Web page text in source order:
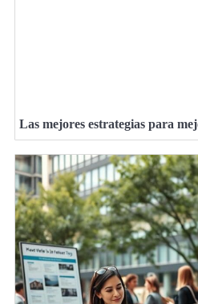
Las mejores estrategias para